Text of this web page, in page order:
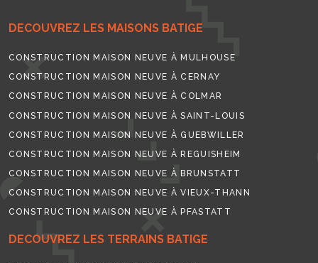
DECOUVREZ LES MAISONS BATIGE
CONSTRUCTION MAISON NEUVE À MULHOUSE
CONSTRUCTION MAISON NEUVE À CERNAY
CONSTRUCTION MAISON NEUVE À COLMAR
CONSTRUCTION MAISON NEUVE À SAINT-LOUIS
CONSTRUCTION MAISON NEUVE À GUEBWILLER
CONSTRUCTION MAISON NEUVE À REGUISHEIM
CONSTRUCTION MAISON NEUVE À BRUNSTATT
CONSTRUCTION MAISON NEUVE À VIEUX-THANN
CONSTRUCTION MAISON NEUVE À PFASTATT
DECOUVREZ LES TERRAINS BATIGE